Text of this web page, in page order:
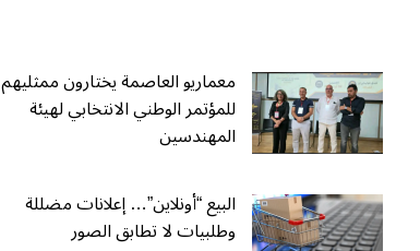
معماريو العاصمة يختارون ممثليهم
للمؤتمر الوطني الانتخابي لهيئة
المهندسين
البيع “أونلاين”… إعلانات مضللة
وطلبيات لا تطابق الصور